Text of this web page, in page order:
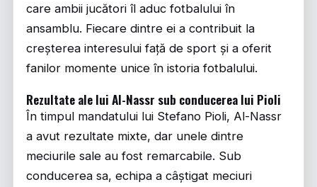
care ambii jucători îl aduc fotbalului în
ansamblu. Fiecare dintre ei a contribuit la
creșterea interesului față de sport și a oferit
fanilor momente unice în istoria fotbalului.
Rezultate ale lui Al-Nassr sub conducerea lui Pioli
În timpul mandatului lui Stefano Pioli, Al-Nassr
a avut rezultate mixte, dar unele dintre
meciurile sale au fost remarcabile. Sub
conducerea sa, echipa a câștigat meciuri